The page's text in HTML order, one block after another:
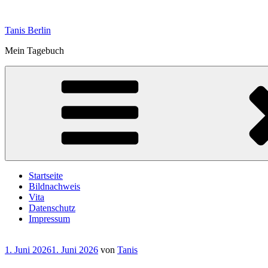
springen
Tanis Berlin
Mein Tagebuch
Startseite
Bildnachweis
Vita
Datenschutz
Impressum
Veröffentlicht
1. Juni 20261. Juni 2026 von Tanis